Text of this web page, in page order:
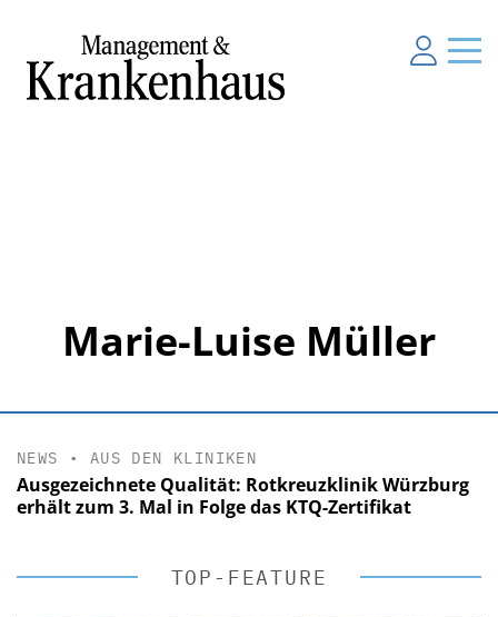
Marie-Luise Müller
NEWS • AUS DEN KLINIKEN
Ausgezeichnete Qualität: Rotkreuzklinik Würzburg
erhält zum 3. Mal in Folge das KTQ-Zertifikat
TOP-FEATURE